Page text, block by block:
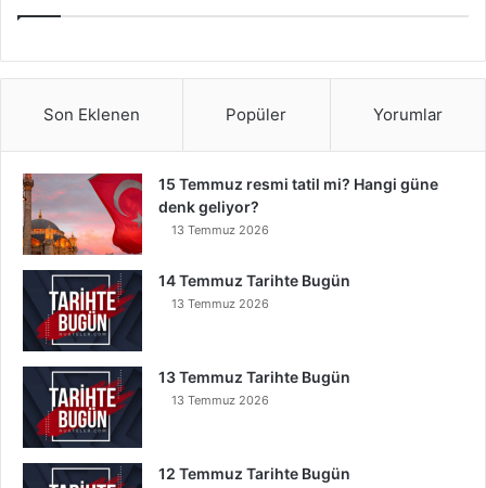
Son Eklenen Popüler Yorumlar
15 Temmuz resmi tatil mi? Hangi güne
denk geliyor?
13 Temmuz 2026
14 Temmuz Tarihte Bugün
13 Temmuz 2026
13 Temmuz Tarihte Bugün
13 Temmuz 2026
12 Temmuz Tarihte Bugün